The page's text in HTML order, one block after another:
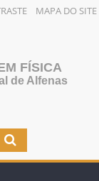
MAPA DO SITE
FÍSICA
de Alfenas